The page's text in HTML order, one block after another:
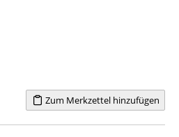
Zum Merkzettel hinzufügen